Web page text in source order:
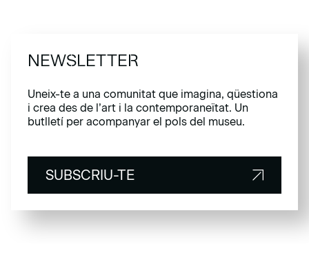
NEWSLETTER
Uneix-te a una comunitat que imagina, qüestiona
i crea des de l’art i la contemporaneïtat. Un
butlletí per acompanyar el pols del museu.
SUBSCRIU-TE
SUBSCRIU-TE